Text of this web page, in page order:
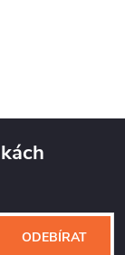
ODEBÍRAT